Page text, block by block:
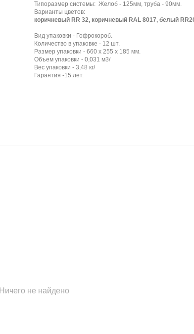
Типоразмер системы: Желоб - 125мм, труба - 90мм.
Варианты цветов:
коричневый RR 32, коричневый RAL 8017, белый
Вид упаковки - Гофрокороб.
Количество в упаковке - 12 шт.
Размер упаковки - 660 x 255 x 185 мм.
Объем упаковки - 0,031 м3/
Вес упаковки - 3,48 кг/
Гарантия -15 лет.
Ничего не найдено